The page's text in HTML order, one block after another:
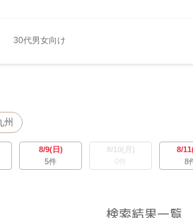
30代男女向け
州
8/9(日)
5件
8/10(月)
0件
8/
8
検索結果一覧